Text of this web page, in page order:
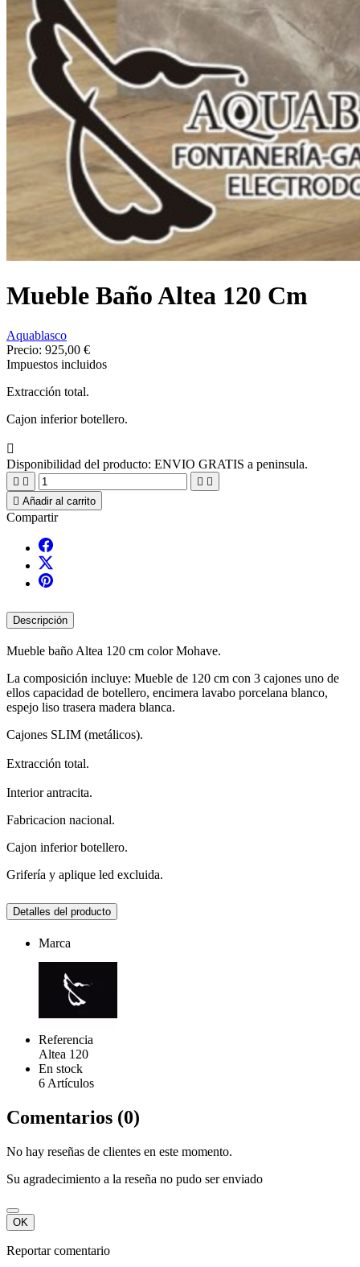
Mueble Baño Altea 120 Cm
Aquablasco
Precio: 925,00 €
Impuestos incluidos
Extracción total.
Cajon inferior botellero.

Disponibilidad del producto: ENVIO GRATIS a peninsula.
   
 Añadir al carrito
Compartir
Descripción
Mueble baño Altea 120 cm color Mohave.
La composición incluye: Mueble de 120 cm con 3 cajones uno de
ellos capacidad de botellero, encimera lavabo porcelana blanco,
espejo liso trasera madera blanca.
Cajones SLIM (metálicos).
Extracción total.
Interior antracita.
Fabricacion nacional.
Cajon inferior botellero.
Grifería y aplique led excluida.
Detalles del producto
Marca
Referencia
Altea 120
En stock
6 Artículos
Comentarios (0)
No hay reseñas de clientes en este momento.
Su agradecimiento a la reseña no pudo ser enviado
OK
Reportar comentario